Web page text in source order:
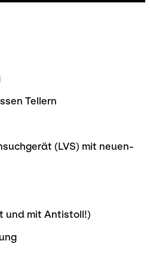
Tellern
(LVS) mit neuen-
und mit Antistoll!)